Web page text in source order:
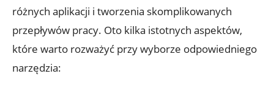
różnych aplikacji i tworzenia skomplikowanych
przepływów ⁤pracy. Oto kilka istotnych⁢ aspektów,
które warto rozważyć przy ​wyborze odpowiedniego
narzędzia: